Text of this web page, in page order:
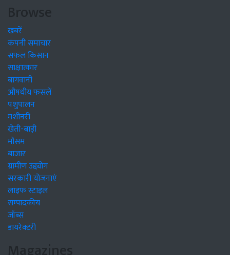
Browse
खबरें
कंपनी समाचार
सफल किसान
साक्षात्कार
बागवानी
औषधीय फसलें
पशुपालन
मशीनरी
खेती-बाड़ी
मौसम
बाजार
ग्रामीण उद्द्योग
सरकारी योजनाएं
लाइफ स्टाइल
सम्पादकीय
जॉब्स
डायरेक्टरी